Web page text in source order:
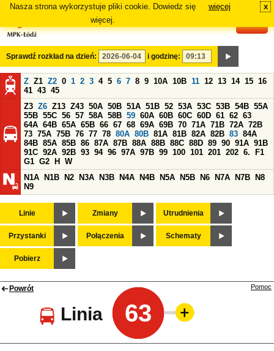
Nasza strona wykorzystuje pliki cookie. Dowiedz się
więcej.
więcej x
Sprawdź rozkład na dzień: i godzinę:
Z Z1 Z2 0 1 2 3 4 5 6 7 8 9 10A 10B 11 12 13 14 15 16
41 43 45
Z3 Z6 Z13 Z43 50A 50B 51A 51B 52 53A 53C 53B 54B 55A
55B 55C 56 57 58A 58B 59 60A 60B 60C 60D 61 62 63
64A 64B 65A 65B 66 67 68 69A 69B 70 71A 71B 72A 72B
73 75A 75B 76 77 78 80A 80B 81A 81B 82A 82B 83 84A
84B 85A 85B 86 87A 87B 88A 88B 88C 88D 89 90 91A 91B
91C 92A 92B 93 94 96 97A 97B 99 100 101 201 202 6.
F1
G1 G2 H
W
N1A
N1B N2 N3A N3B N4A N4B N5A N5B N6 N7A N7B
N8
N9
Linie Zmiany Utrudnienia
Przystanki Połączenia Schematy
Pobierz
Powrót
Linia 63
Pomoc